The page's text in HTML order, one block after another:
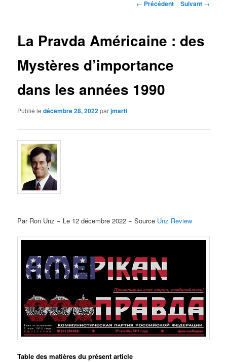
Navigation
← Précédent Suivant →
La Pravda Américaine : des
Mystères d’importance
dans les années 1990
Publié ledécembre 28, 2022parjmarti
Par Ron Unz − Le 12 décembre 2022 − Source Unz Review
Table des matières du présent article